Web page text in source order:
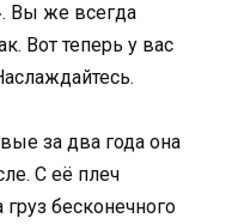
Вы же всегда
Вот теперь у вас
за два года она
С её плеч
бесконечного